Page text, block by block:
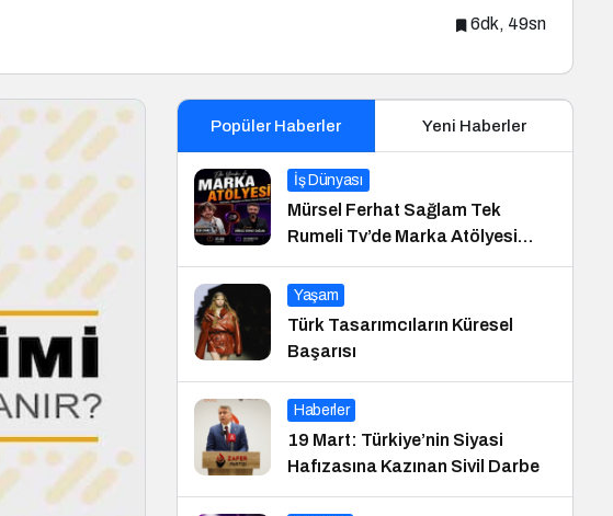
6dk, 49sn
Popüler Haberler Yeni Haberler
İş Dünyası
Mürsel Ferhat Sağlam Tek
Rumeli Tv’de Marka Atölyesi
Programına Konuk Oldu
Yaşam
Türk Tasarımcıların Küresel
Başarısı
Haberler
19 Mart: Türkiye’nin Siyasi
Hafızasına Kazınan Sivil Darbe